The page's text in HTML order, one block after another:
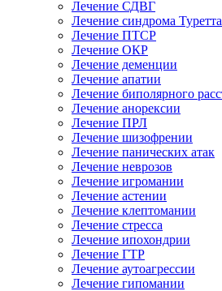
Лечение СДВГ
Лечение синдрома Туретта
Лечение ПТСР
Лечение ОКР
Лечение деменции
Лечение апатии
Лечение биполярного
Лечение анорексии
Лечение ПРЛ
Лечение шизофрении
Лечение панических атак
Лечение неврозов
Лечение игромании
Лечение астении
Лечение клептомании
Лечение стресса
Лечение ипохондрии
Лечение ГТР
Лечение аутоагрессии
Лечение гипомании